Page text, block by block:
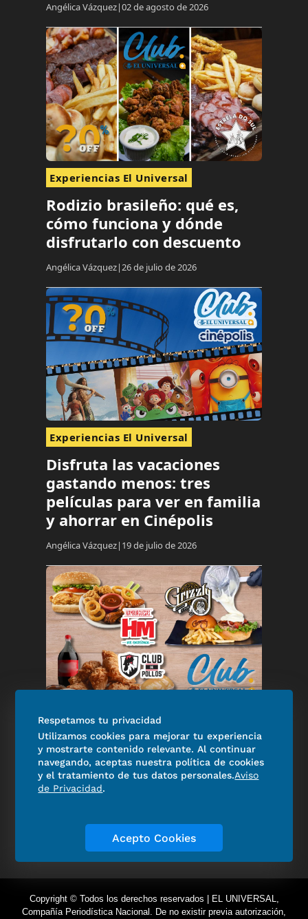
Angélica Vázquez 02 de agosto de 2026
Experiencias El Universal
Rodizio brasileño: qué es,
cómo funciona y dónde
disfrutarlo con descuento
Angélica Vázquez 26 de julio de 2026
Experiencias El Universal
Disfruta las vacaciones
gastando menos: tres
películas para ver en familia
y ahorrar en Cinépolis
Angélica Vázquez 19 de julio de 2026
Experiencias El Universal
Mundial 2026: disfruta los
partidos con hamburguesas,
pollo frito y descuentos
exclusivos de Club EL
Angélica Vázquez 05 de julio de 2026
Copyright © Todos los derechos reservados | EL UNIVERSAL,
Compañía Periodística Nacional. De no existir previa autorización,
Respetamos tu privacidad
Utilizamos cookies para mejorar tu experiencia
y mostrarte contenido relevante. Al continuar
navegando, aceptas nuestra política de cookies
y el tratamiento de tus datos personales.Aviso
de Privacidad.
Acepto Cookies